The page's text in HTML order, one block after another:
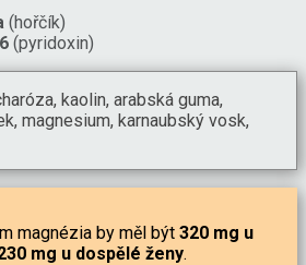
(hořčík)
(pyridoxin)
kaolin, arabská guma,
magnesium, karnaubský vosk,
magnézia by měl být 320 mg u
mg u dospělé ženy.